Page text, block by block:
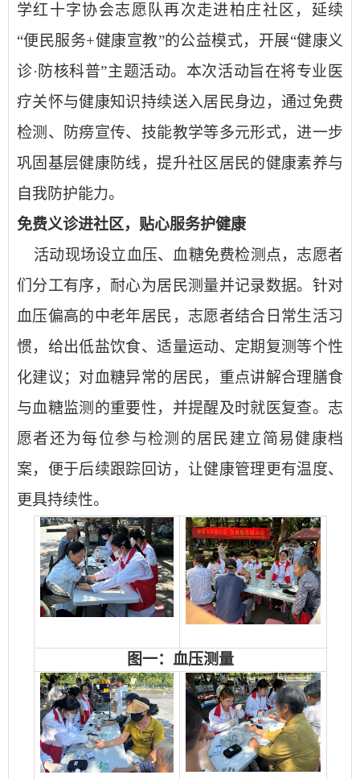
学红十字协会志愿队再次走进柏庄社区，延续
“便民服务+健康宣教”的公益模式，开展“健康义
诊·防核科普”主题活动。本次活动旨在将专业医
疗关怀与健康知识持续送入居民身边，通过免费
检测、防痨宣传、技能教学等多元形式，进一步
巩固基层健康防线，提升社区居民的健康素养与
自我防护能力。
免费义诊进社区，贴心服务护健康
活动现场设立血压、血糖免费检测点，志愿者
们分工有序，耐心为居民测量并记录数据。针对
血压偏高的中老年居民，志愿者结合日常生活习
惯，给出低盐饮食、适量运动、定期复测等个性
化建议；对血糖异常的居民，重点讲解合理膳食
与血糖监测的重要性，并提醒及时就医复查。志
愿者还为每位参与检测的居民建立简易健康档
案，便于后续跟踪回访，让健康管理更有温度、
更具持续性。
图一：血压测量